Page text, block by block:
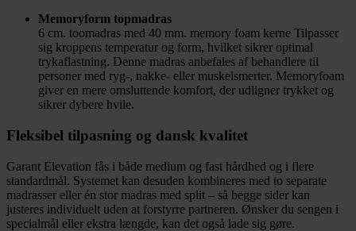
Memoryform topmadras
6 cm. toomadras med 40 mm. memory foam kerne Tilpasser
sig kroppens temperatur og form, hvilket sikrer optimal
trykaflastning. Denne madras anbefales af behandlere til
personer med ryg-, nakke- eller muskelsmerter. Memoryfoam
giver en mere omsluttende komfort, der udligner trykket og
sikrer dybere hvile.
Fleksibel tilpasning og dansk kvalitet
Garant Elevation fås i både medium og fast hårdhed og i flere
standardmål. Systemet kan desuden kombineres med to separate
madrasser eller én stor madras med split – så begge sider kan
justeres individuelt uden at forstyrre partneren. Ønsker du sengen i
specialmål eller ekstra længde, kan det også lade sig gøre.